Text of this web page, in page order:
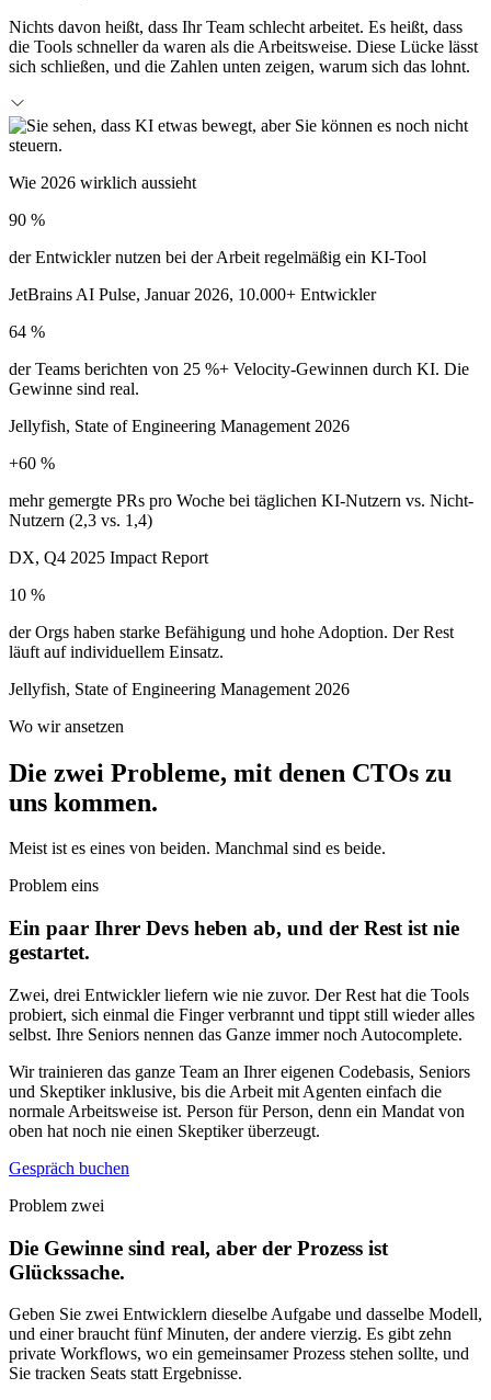
Nichts davon heißt, dass Ihr Team schlecht arbeitet. Es heißt, dass
die Tools schneller da waren als die Arbeitsweise. Diese Lücke lässt
sich schließen, und die Zahlen unten zeigen, warum sich das lohnt.
Wie 2026 wirklich aussieht
90 %
der Entwickler nutzen bei der Arbeit regelmäßig ein KI-Tool
JetBrains AI Pulse, Januar 2026, 10.000+ Entwickler
64 %
der Teams berichten von 25 %+ Velocity-Gewinnen durch KI. Die
Gewinne sind real.
Jellyfish, State of Engineering Management 2026
+60 %
mehr gemergte PRs pro Woche bei täglichen KI-Nutzern vs. Nicht-
Nutzern (2,3 vs. 1,4)
DX, Q4 2025 Impact Report
10 %
der Orgs haben starke Befähigung und hohe Adoption. Der Rest
läuft auf individuellem Einsatz.
Jellyfish, State of Engineering Management 2026
Wo wir ansetzen
Die zwei Probleme, mit denen CTOs zu
uns kommen.
Meist ist es eines von beiden. Manchmal sind es beide.
Problem eins
Ein paar Ihrer Devs heben ab, und der Rest ist nie
gestartet.
Zwei, drei Entwickler liefern wie nie zuvor. Der Rest hat die Tools
probiert, sich einmal die Finger verbrannt und tippt still wieder alles
selbst. Ihre Seniors nennen das Ganze immer noch Autocomplete.
Wir trainieren das ganze Team an Ihrer eigenen Codebasis, Seniors
und Skeptiker inklusive, bis die Arbeit mit Agenten einfach die
normale Arbeitsweise ist. Person für Person, denn ein Mandat von
oben hat noch nie einen Skeptiker überzeugt.
Gespräch buchen
Problem zwei
Die Gewinne sind real, aber der Prozess ist
Glückssache.
Geben Sie zwei Entwicklern dieselbe Aufgabe und dasselbe Modell,
und einer braucht fünf Minuten, der andere vierzig. Es gibt zehn
private Workflows, wo ein gemeinsamer Prozess stehen sollte, und
Sie tracken Seats statt Ergebnisse.